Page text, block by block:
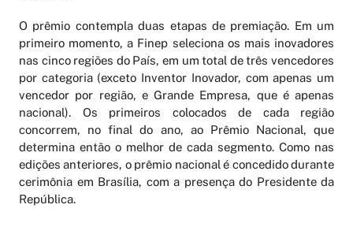
O prêmio contempla duas etapas de premiação. Em um
primeiro momento, a Finep seleciona os mais inovadores
nas cinco regiões do País, em um total de três vencedores
por categoria (exceto Inventor Inovador, com apenas um
vencedor por região, e Grande Empresa, que é apenas
nacional). Os primeiros colocados de cada região
concorrem, no final do ano, ao Prêmio Nacional, que
determina então o melhor de cada segmento. Como nas
edições anteriores, o prêmio nacional é concedido durante
cerimônia em Brasília, com a presença do Presidente da
República.